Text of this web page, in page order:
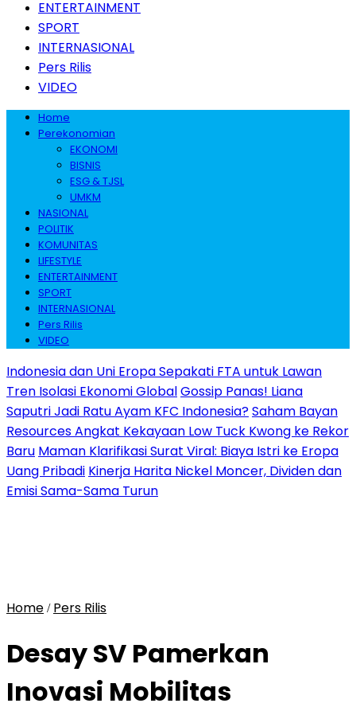
ENTERTAINMENT
SPORT
INTERNASIONAL
Pers Rilis
VIDEO
Home
Perekonomian
EKONOMI
BISNIS
ESG & TJSL
UMKM
NASIONAL
POLITIK
KOMUNITAS
LIFESTYLE
ENTERTAINMENT
SPORT
INTERNASIONAL
Pers Rilis
VIDEO
Indonesia dan Uni Eropa Sepakati FTA untuk Lawan
Tren Isolasi Ekonomi GlobalGossip Panas! Liana
Saputri Jadi Ratu Ayam KFC Indonesia?Saham Bayan
Resources Angkat Kekayaan Low Tuck Kwong ke Rekor
Baru Maman Klarifikasi Surat Viral: Biaya Istri ke Eropa
Uang Pribadi Kinerja Harita Nickel Moncer, Dividen dan
Emisi Sama-Sama Turun
Home / Pers Rilis
Desay SV Pamerkan
Inovasi Mobilitas